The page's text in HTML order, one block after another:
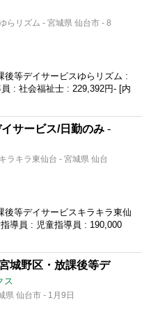
らリズム - 宮城県 仙台市 - 8
後等デイサービスゆらリズム :
: 社会福祉士 : 229,392円- [内
サービス/日勤のみ -
ラキラ東仙台 - 宮城県 仙台
後等デイサービスキラキラ東仙
導員 : 児童指導員 : 190,000
城野区・放課後等デ
ス
県 仙台市 - 1月9日